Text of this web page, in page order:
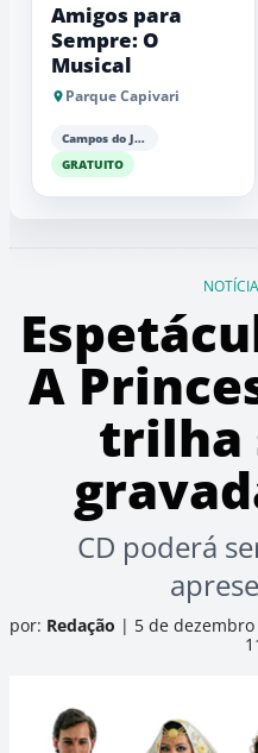
Amigos para
Sempre: O
Musical
Parque Capivari
Campos do Jordão
GRATUITO
A
trilha
CD poderá
por: Redação | 5 de